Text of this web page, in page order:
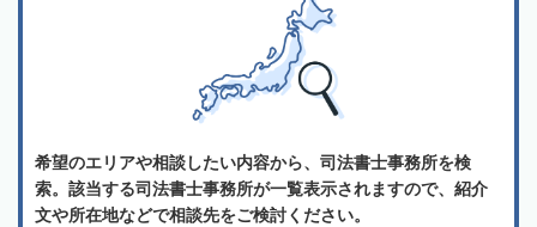
希望のエリアや相談したい内容から、司法書士事務所を検
索。該当する司法書士事務所が一覧表示されますので、紹介
文や所在地などで相談先をご検討ください。